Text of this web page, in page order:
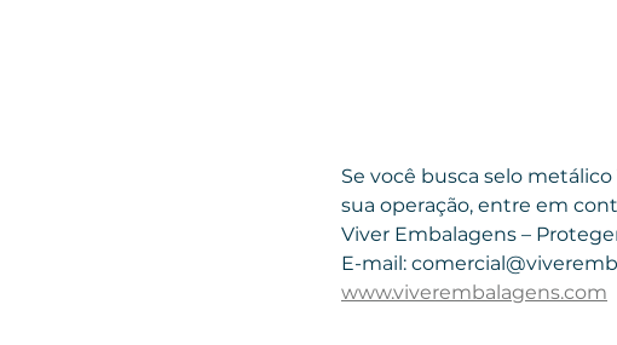
Se você busca selo
sua operação, entre em
Viver Embalagens –
E-mail:
www.viverembalagens.com